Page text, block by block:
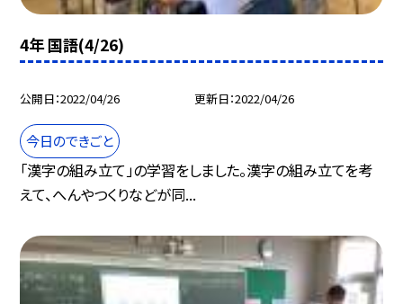
4年 国語(4/26)
公開日 2022/04/26 更新日 2022/04/26
今日のできごと
「漢字の組み立て」の学習をしました。漢字の組み立てを考
えて、へんやつくりなどが同...